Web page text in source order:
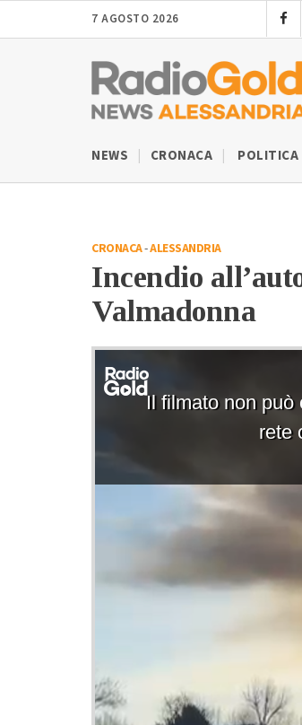
7 AGOSTO 2026
NEWS CRONACA POLITICA
CRONACA-ALESSANDRIA
Incendio
Valmadonna